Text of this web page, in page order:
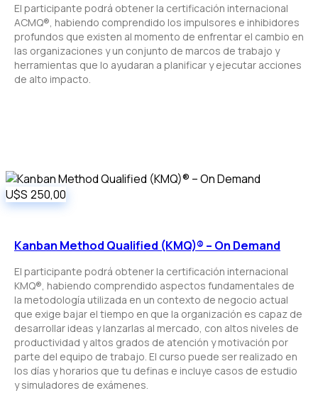
El participante podrá obtener la certificación internacional
ACMQ®, habiendo comprendido los impulsores e inhibidores
profundos que existen al momento de enfrentar el cambio en
las organizaciones y un conjunto de marcos de trabajo y
herramientas que lo ayudaran a planificar y ejecutar acciones
de alto impacto.
U$S 250,00
Kanban Method Qualified (KMQ)® – On Demand
El participante podrá obtener la certificación internacional
KMQ®, habiendo comprendido aspectos fundamentales de
la metodología utilizada en un contexto de negocio actual
que exige bajar el tiempo en que la organización es capaz de
desarrollar ideas y lanzarlas al mercado, con altos niveles de
productividad y altos grados de atención y motivación por
parte del equipo de trabajo. El curso puede ser realizado en
los días y horarios que tu definas e incluye casos de estudio
y simuladores de exámenes.